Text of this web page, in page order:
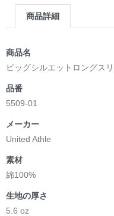
商品詳細
商品名
ビッグシルエットロングス
品番
5509-01
メーカー
United Athle
素材
綿100%
生地の厚さ
5.6 oz